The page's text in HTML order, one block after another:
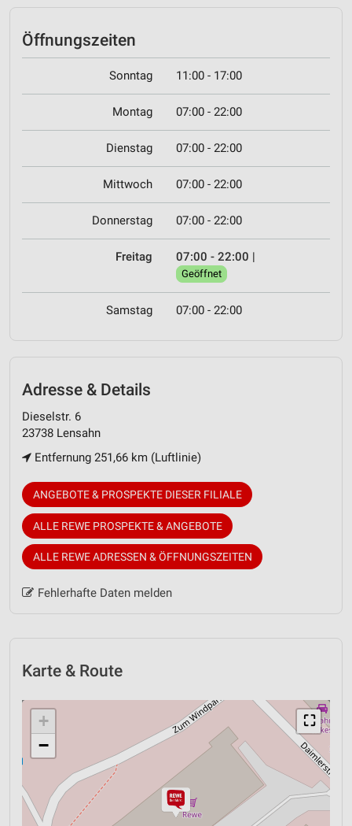
Öffnungszeiten
Sonntag 11:00 - 17:00
Montag 07:00 - 22:00
Dienstag 07:00 - 22:00
Mittwoch 07:00 - 22:00
Donnerstag 07:00 - 22:00
Freitag 07:00 - 22:00 |
Geöffnet
Samstag 07:00 - 22:00
Adresse & Details
Dieselstr. 6
23738 Lensahn
Entfernung 251,66 km (Luftlinie)
ANGEBOTE & PROSPEKTE DIESER FILIALE
ALLE REWE PROSPEKTE & ANGEBOTE
ALLE REWE ADRESSEN & ÖFFNUNGSZEITEN
Fehlerhafte Daten melden
Karte & Route
⛶
+
−